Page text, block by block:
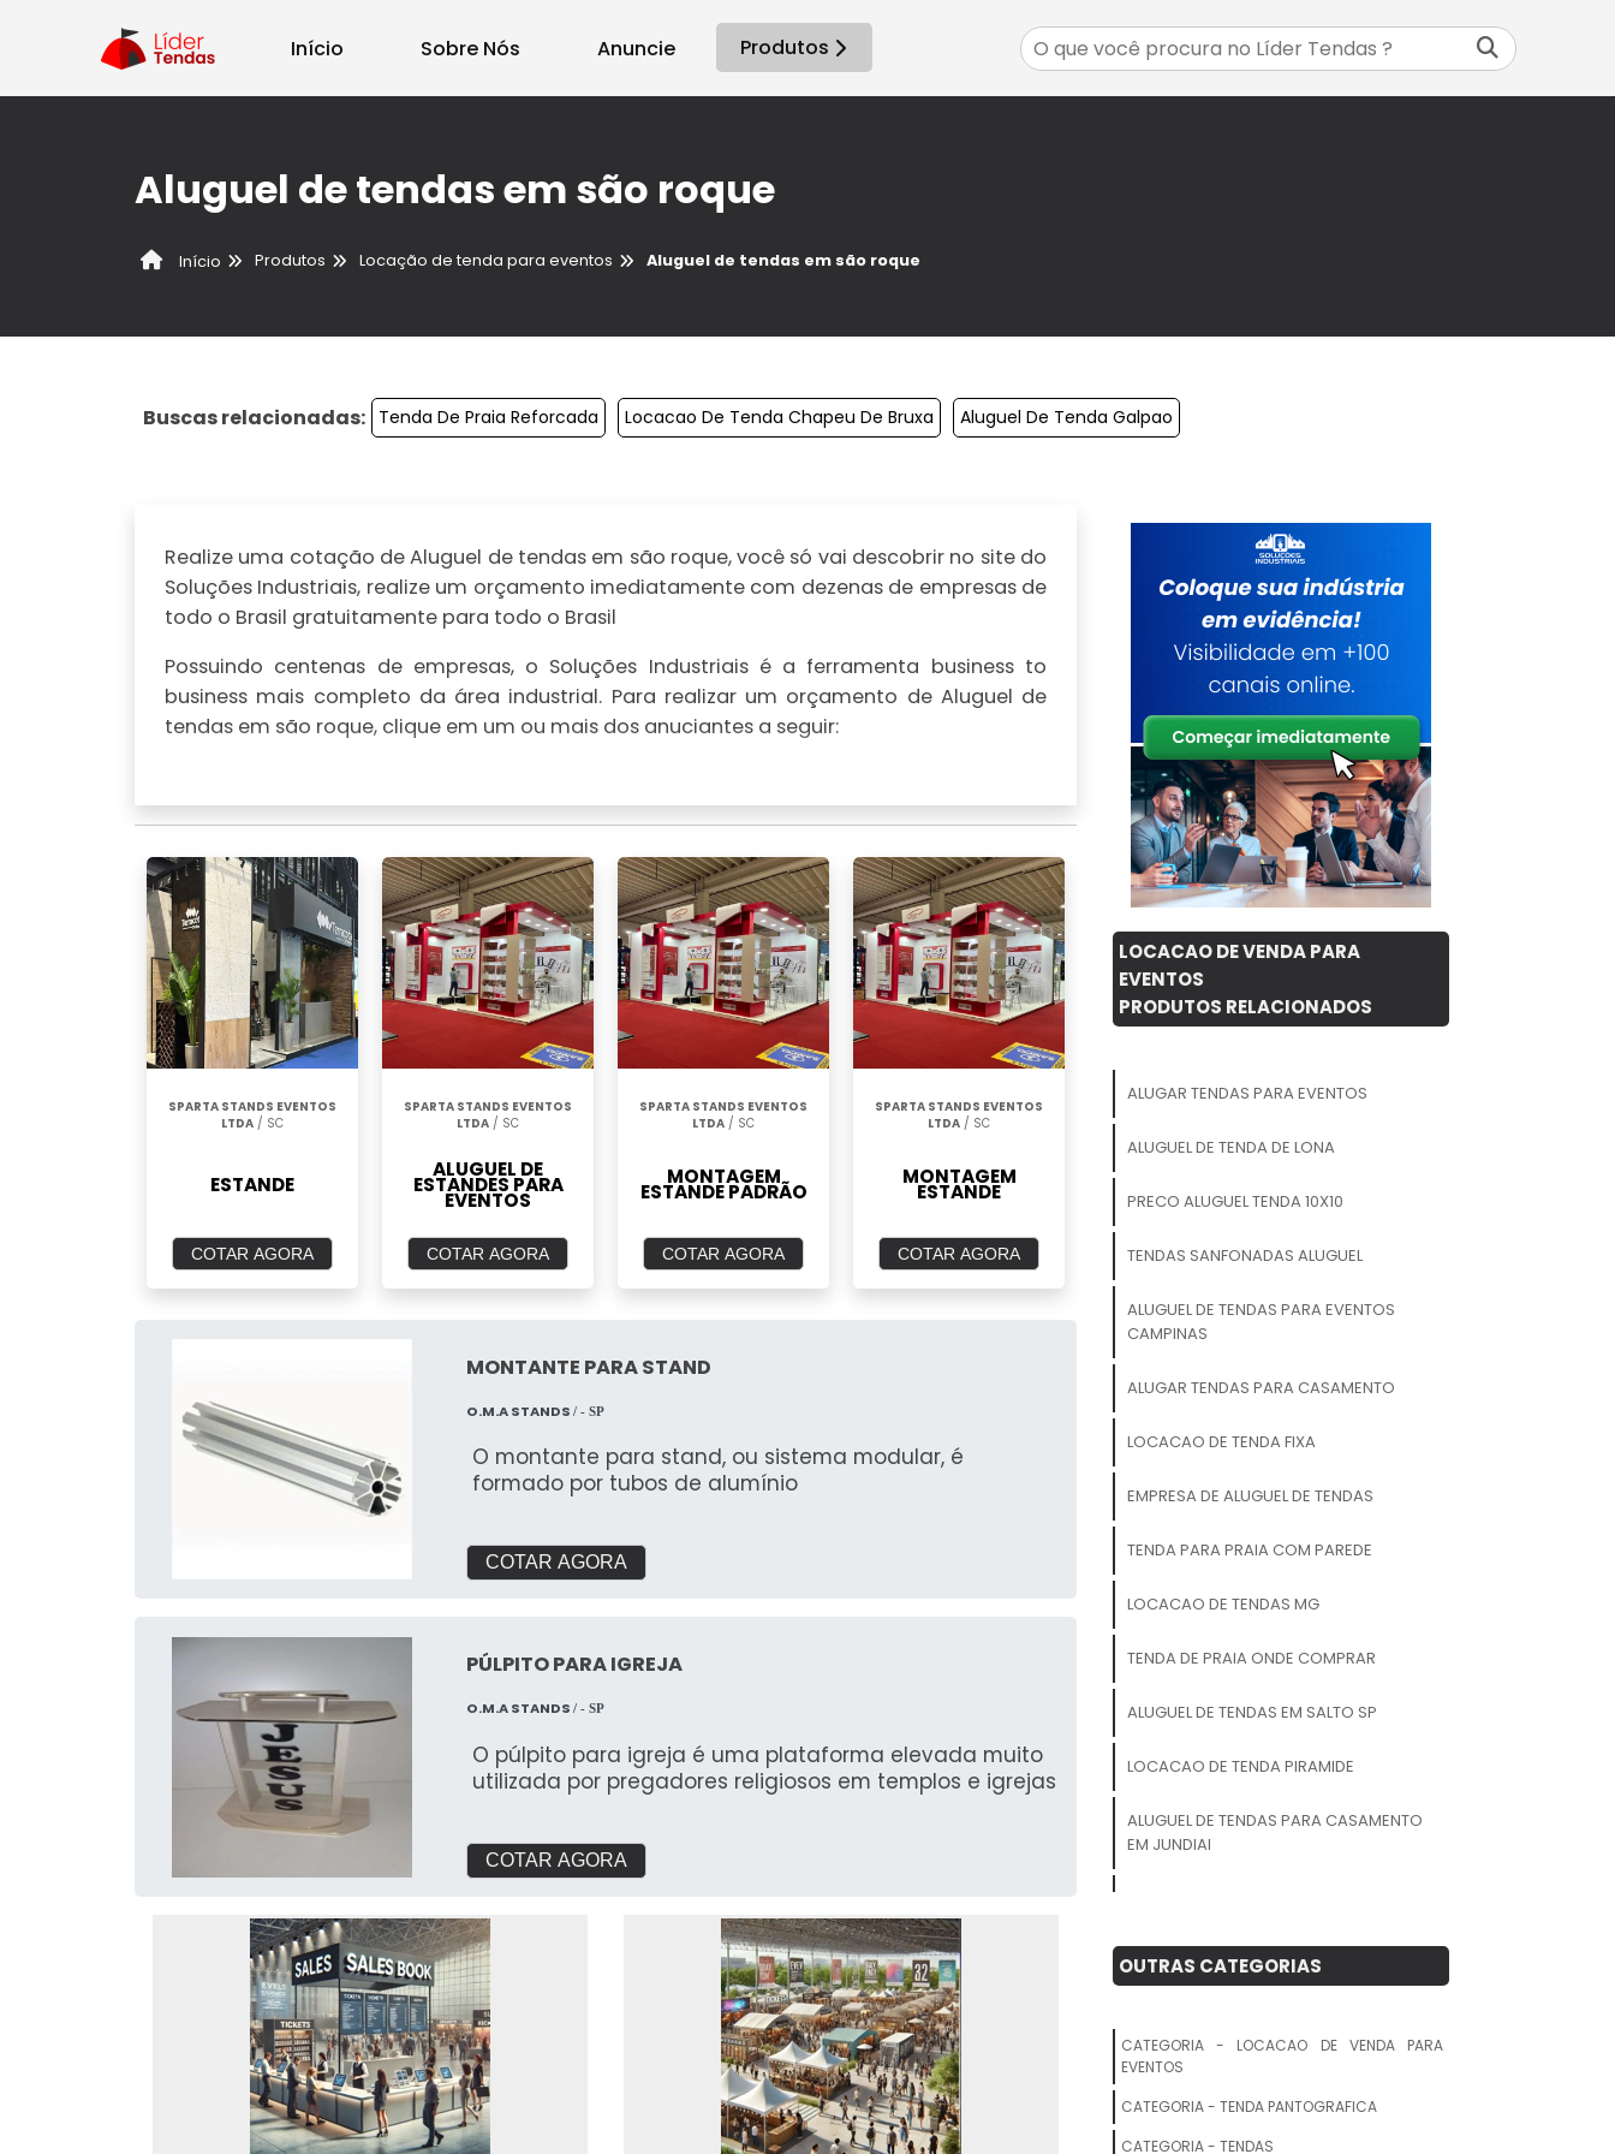
Início Sobre Nós Anuncie Produtos
Aluguel de tendas em são roque
Início Produtos Locação de tenda para eventos Aluguel de tendas em são roque
Buscas relacionadas: Tenda De Praia Reforcada Locacao De Tenda Chapeu De Bruxa Aluguel De Tenda Galpao
Realize uma cotação de Aluguel de tendas em são roque, você só vai descobrir no site do
Soluções Industriais, realize um orçamento imediatamente com dezenas de empresas de
todo o Brasil gratuitamente para todo o Brasil
Possuindo centenas de empresas, o Soluções Industriais é a ferramenta business to
business mais completo da área industrial. Para realizar um orçamento de Aluguel de
tendas em são roque, clique em um ou mais dos anuciantes a seguir:
SPARTA STANDS EVENTOS
LTDA / SC
ESTANDE
COTAR AGORA
SPARTA STANDS EVENTOS
LTDA / SC
ALUGUEL DE
ESTANDES PARA
EVENTOS
COTAR AGORA
SPARTA STANDS EVENTOS
LTDA / SC
MONTAGEM
ESTANDE PADRÃO
COTAR AGORA
SPARTA STANDS EVENTOS
LTDA / SC
MONTAGEM
ESTANDE
COTAR AGORA
MONTANTE PARA STAND
O.M.A STANDS/ - SP
O montante para stand, ou sistema modular, é
formado por tubos de alumínio
COTAR AGORA
PÚLPITO PARA IGREJA
O.M.A STANDS/ - SP
O púlpito para igreja é uma plataforma elevada muito
utilizada por pregadores religiosos em templos e igrejas
COTAR AGORA
LOCACAO DE VENDA PARA
EVENTOS
PRODUTOS RELACIONADOS
ALUGAR TENDAS PARA EVENTOS
ALUGUEL DE TENDA DE LONA
PRECO ALUGUEL TENDA 10X10
TENDAS SANFONADAS ALUGUEL
ALUGUEL DE TENDAS PARA EVENTOS
CAMPINAS
ALUGAR TENDAS PARA CASAMENTO
LOCACAO DE TENDA FIXA
EMPRESA DE ALUGUEL DE TENDAS
TENDA PARA PRAIA COM PAREDE
LOCACAO DE TENDAS MG
TENDA DE PRAIA ONDE COMPRAR
ALUGUEL DE TENDAS EM SALTO SP
LOCACAO DE TENDA PIRAMIDE
ALUGUEL DE TENDAS PARA CASAMENTO
EM JUNDIAI
ALUGUEL DE TENDAS PARA FESTAS SP
EM CAMPINAS
OUTRAS CATEGORIAS
CATEGORIA - LOCACAO DE VENDA PARA
EVENTOS
CATEGORIA - TENDA PANTOGRAFICA
CATEGORIA - TENDAS